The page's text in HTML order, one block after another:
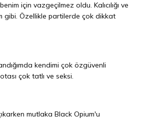
için vazgeçilmez oldu. Kalıcılığı ve
gibi. Özellikle partilerde çok dikkat
kendimi çok özgüvenli
çok tatlı ve seksi.
mutlaka Black Opium'u